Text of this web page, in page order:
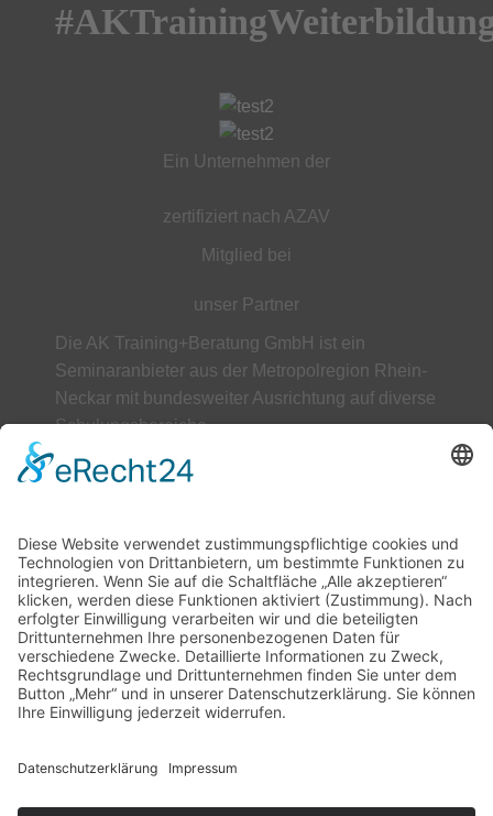
Ein Unternehmen der
zertifiziert nach AZAV
Mitglied bei
unser Partner
Die AK Training+Beratung GmbH ist ein
Seminaranbieter aus der Metropolregion Rhein-
Neckar mit bundesweiter Ausrichtung auf diverse
Schulungsbereiche.
ÜBER UNS
Datenschutz
Impressum
Unser Leitbild
Downloads